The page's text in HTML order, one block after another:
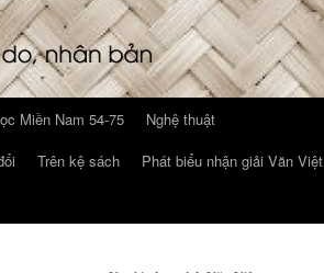
Miền Nam 54-75
Nghệ thuật
Trên kệ sách
Phát biểu nhận giải Văn Việt